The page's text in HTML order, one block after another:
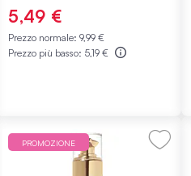
0%
5,49 €
Prezzo normale: 9,99 €
Prezzo più basso: 5,19 €
PROMOZIONE